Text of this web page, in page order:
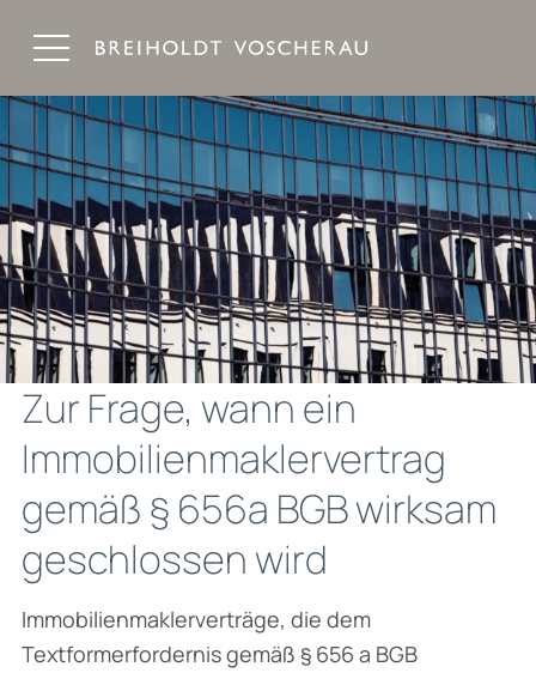
Zur Frage, wann ein
Immobilienmaklervertrag
gemäß § 656a BGB wirksam
geschlossen wird
Immobilienmaklerverträge, die dem
Textformerfordernis gemäß § 656 a BGB